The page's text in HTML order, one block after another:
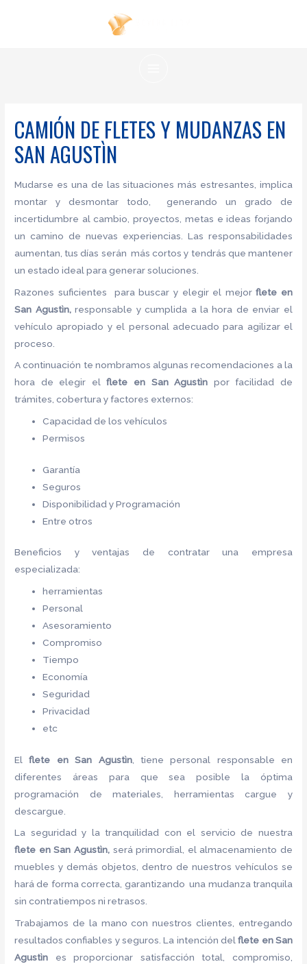
CAMIÓN DE FLETES Y MUDANZAS EN
SAN AGUSTÌN
Mudarse es una de las situaciones más estresantes, implica
montar y desmontar todo, generando un grado de
incertidumbre al cambio, proyectos, metas e ideas forjando
un camino de nuevas experiencias. Las responsabilidades
aumentan, tus días serán más cortos y tendrás que mantener
un estado ideal para generar soluciones.
Razones suficientes para buscar y elegir el mejorflete en
San Agustìn,responsable y cumplida a la hora de enviar el
vehículo apropiado y el personal adecuado para agilizar el
proceso.
A continuación te nombramos algunas recomendaciones a la
hora de elegir elflete en San Agustìn por facilidad de
trámites, cobertura y factores externos:
Capacidad de los vehículos
Permisos
Garantía
Seguros
Disponibilidad y Programación
Entre otros
Beneficios y ventajas de contratar una empresa
especializada:
herramientas
Personal
Asesoramiento
Compromiso
Tiempo
Economía
Seguridad
Privacidad
etc
Elflete en San Agustìn, tiene personal responsable en
diferentes áreas para que sea posible la óptima
programación de materiales, herramientas cargue y
descargue.
La seguridad y la tranquilidad con el servicio de nuestra
flete en San Agustìn, será primordial, el almacenamiento de
muebles y demás objetos, dentro de nuestros vehículos se
hará de forma correcta, garantizando una mudanza tranquila
sin contratiempos ni retrasos.
Trabajamos de la mano con nuestros clientes, entregando
resultados confiables y seguros. La intención delflete en San
Agustìn es proporcionar satisfacción total, compromiso,